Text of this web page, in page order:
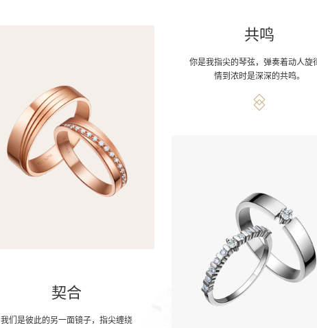
契合
我们是彼此的另一面镜子，指尖缠绕
共鸣
你是我指尖的琴弦，弹奏着动人旋
情到浓时是深深的共鸣。